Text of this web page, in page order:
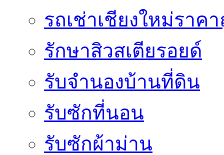
รถเช่าเชียงใหม่ราค
รักษาสิวสเตียรอยด์
รับจำนองบ้านที่ดิน
รับซักที่นอน
รับซักผ้าม่าน